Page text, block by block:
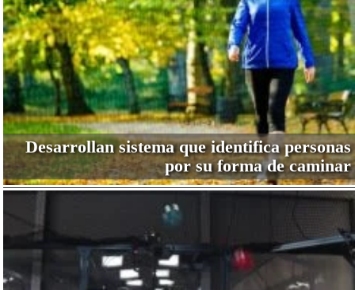
Desarrollan sistema que identifica personas
por su forma de caminar